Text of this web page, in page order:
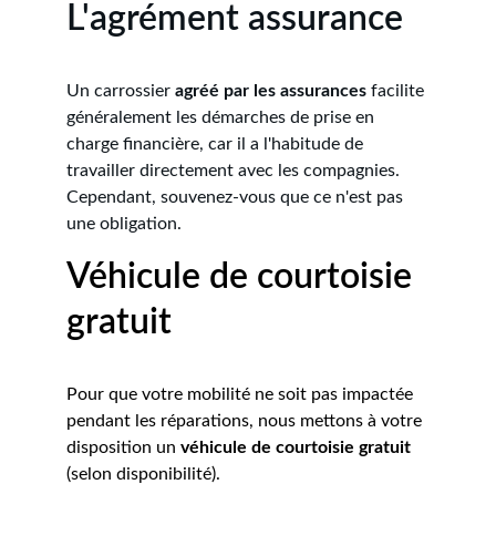
L'agrément assurance
Un carrossier agréé par les assurances facilite
généralement les démarches de prise en
charge financière, car il a l'habitude de
travailler directement avec les compagnies.
Cependant, souvenez-vous que ce n'est pas
une obligation.
Véhicule de courtoisie
gratuit
Pour que votre mobilité ne soit pas impactée
pendant les réparations, nous mettons à votre
disposition un véhicule de courtoisie gratuit
(selon disponibilité).